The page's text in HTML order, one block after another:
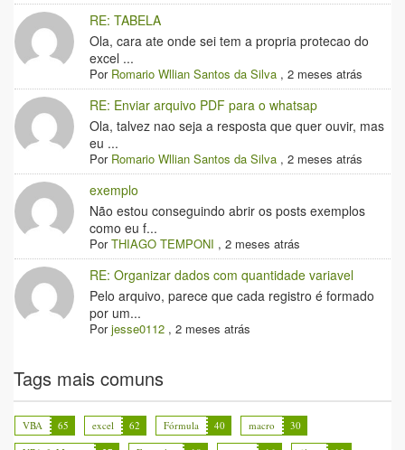
RE: TABELA
Ola, cara ate onde sei tem a propria protecao do
excel ...
Por Romario Wllian Santos da Silva ,2 meses atrás
RE: Enviar arquivo PDF para o whatsap
Ola, talvez nao seja a resposta que quer ouvir, mas
eu ...
Por Romario Wllian Santos da Silva ,2 meses atrás
exemplo
Não estou conseguindo abrir os posts exemplos
como eu f...
PorTHIAGO TEMPONI ,2 meses atrás
RE: Organizar dados com quantidade variavel
Pelo arquivo, parece que cada registro é formado
por um...
Porjesse0112 ,2 meses atrás
Tags mais comuns
VBA 65 excel 62 Fórmula 40 macro
30